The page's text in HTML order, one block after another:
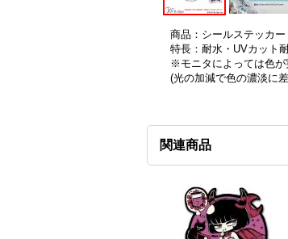
商品：シールステッカー
特長：耐水・UVカット
※モニタによっては色が
(光の加減で色の濃淡に
関連商品